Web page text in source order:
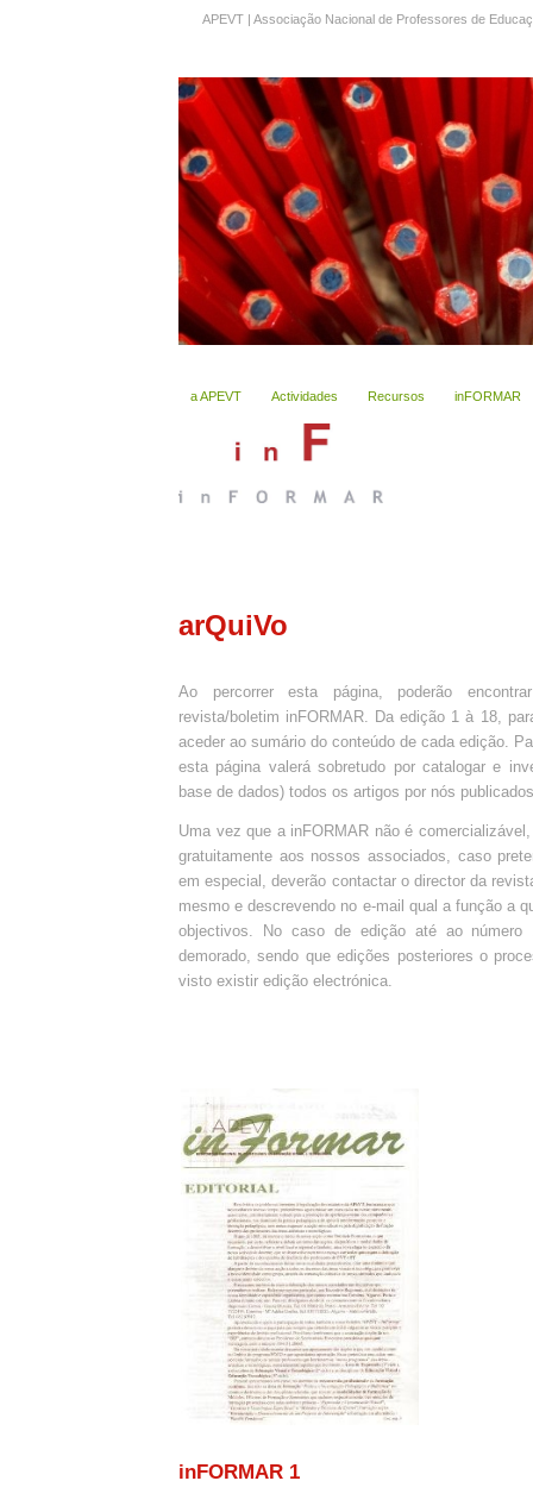
APEVT | Associação Nacional de Professores de
a APEVT Actividades Recursos inFORMAR
arQuiVo
Ao percorrer esta página, poderão
revista/boletim inFORMAR. Da edição 1 à 18,
aceder ao sumário do conteúdo de cada edição.
esta página valerá sobretudo por catalogar e
base de dados) todos os artigos por nós
Uma vez que a inFORMAR não é
gratuitamente aos nossos associados, caso
em especial, deverão contactar o director da
mesmo e descrevendo no e-mail qual a função a
objectivos. No caso de edição até ao
demorado, sendo que edições posteriores o
visto existir edição electrónica.
inFORMAR 1